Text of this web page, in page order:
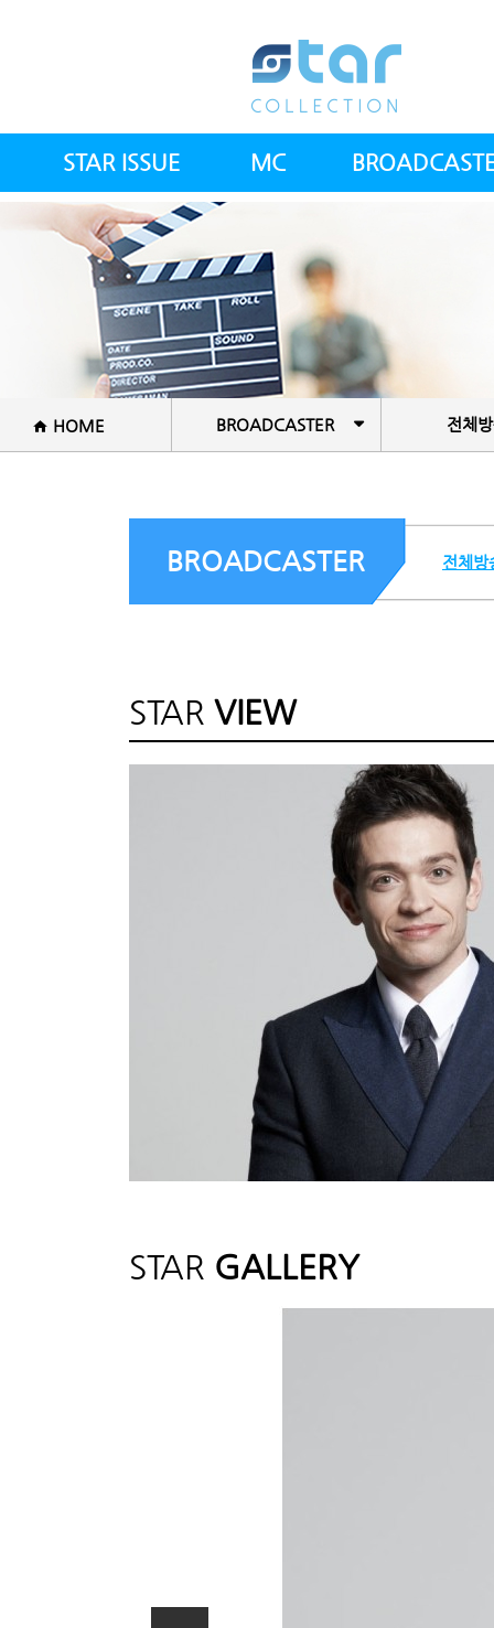
STAR ISSUE
스타칼럼
스타뉴스
스컬 갤러리
공지사항
MC
아나운서(남)
방송PD&작가
HOME BROADCASTER 전체
BROADCASTER 전체방
STAR VIEW
STAR GALLERY